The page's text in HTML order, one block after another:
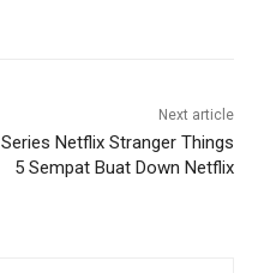
Next article
Series Netflix Stranger Things
5 Sempat Buat Down Netflix